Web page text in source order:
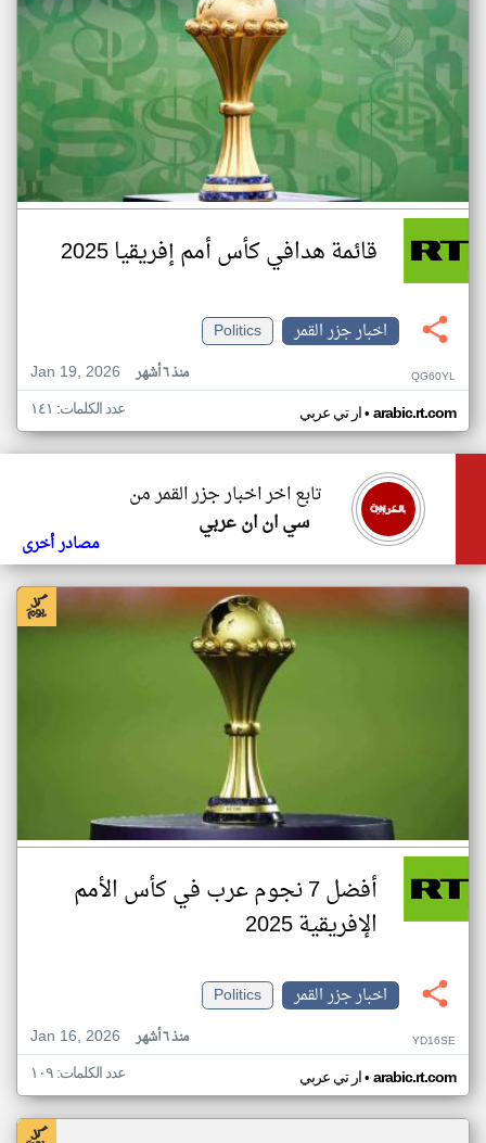
قائمة هدافي كأس أمم إفريقيا 2025
اخبار جزر القمر
Politics
Jan 19, 2026
منذ ٦ أشهر QG60YL
ار تي عربي• arabic.rt.com عدد الكلمات: ١٤١
تابع اخر اخبار جزر القمر من
سي ان ان عربي
مصادر أخرى
أفضل 7 نجوم عرب في كأس الأمم
الإفريقية 2025
اخبار جزر القمر
Politics
Jan 16, 2026
منذ ٦ أشهر YD16SE
ار تي عربي• arabic.rt.com عدد الكلمات: ١٠٩